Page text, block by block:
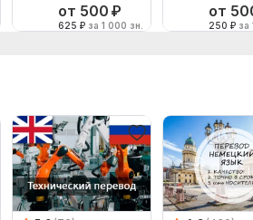
от 500 ₽
625 ₽ за 1 000 зн.
от
250 ₽ за